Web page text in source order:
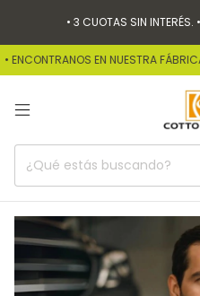
• 3 CUOTAS SIN INTERÉS.
EN NUESTRA FÁBRICA: